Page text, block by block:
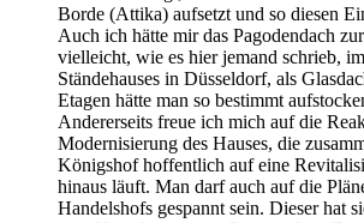
Borde (Attika) aufsetzt und so diesen
Auch ich hätte mir das Pagodendach
vielleicht, wie es hier jemand schrieb,
Ständehauses in Düsseldorf, als
Etagen hätte man so bestimmt
Andererseits freue ich mich auf die
Modernisierung des Hauses, die
Königshof hoffentlich auf eine
hinaus läuft. Man darf auch auf die
Handelshofs gespannt sein. Dieser hat